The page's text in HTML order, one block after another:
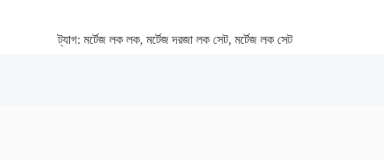
ট্যাগ: মর্টেজ লক লক, মর্টেজ দরজা লক সেট, মর্টেজ লক সেট